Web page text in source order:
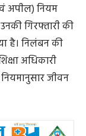
अपील) नियम
गिरफ्तारी की
है। निलंबन की
अधिकारी
जीवन